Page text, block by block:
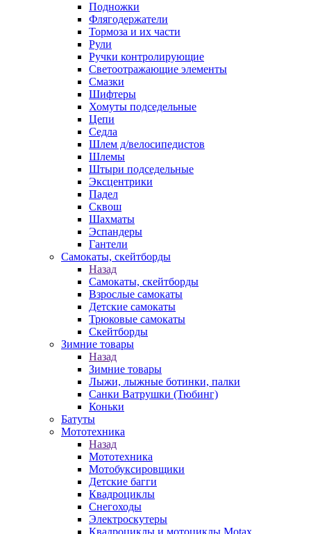
Подножки
Флягодержатели
Тормоза и их части
Рули
Ручки контролирующие
Светоотражающие элементы
Смазки
Шифтеры
Хомуты подседельные
Цепи
Седла
Шлем д/велосипедистов
Шлемы
Штыри подседельные
Эксцентрики
Падел
Сквош
Шахматы
Эспандеры
Гантели
Самокаты, скейтборды
Назад
Самокаты, скейтборды
Взрослые самокаты
Детские самокаты
Трюковые самокаты
Скейтборды
Зимние товары
Назад
Зимние товары
Лыжи, лыжные ботинки, палки
Санки Ватрушки (Тюбинг)
Коньки
Батуты
Мототехника
Назад
Мототехника
Мотобуксировщики
Детские багги
Квадроциклы
Снегоходы
Электроскутеры
Квадроциклы и мотоциклы Motax